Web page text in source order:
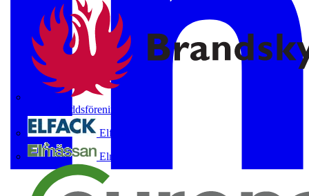
Brandskyddsföreningen
Elfack
Elmässan